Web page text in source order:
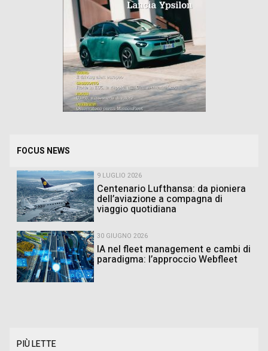
FOCUS NEWS
9 LUGLIO 2026
Centenario Lufthansa: da pioniera
dell’aviazione a compagna di
viaggio quotidiana
30 GIUGNO 2026
IA nel fleet management e cambi di
paradigma: l’approccio Webfleet
PIÙ LETTE